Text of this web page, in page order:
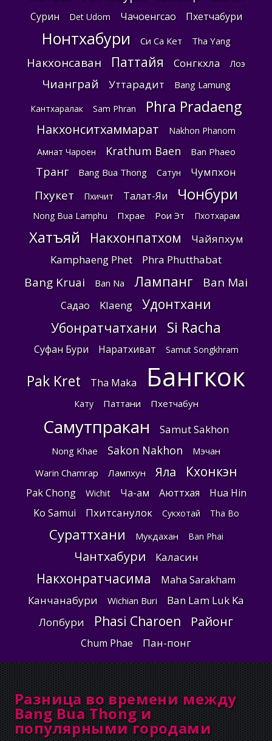
Сурин Det Udom Чачоенгсао Пхетчабури
Нонтхабури Си Са Кет Tha Yang
Накхонсаван Паттайя Сонгкхла Лоэ
Чианграй Уттарадит Bang Lamung
Кантхаралак Sam Phran Phra Pradaeng
Накхонситхаммарат
Nakhon Phanom
Амнат Чароен
Krathum Baen Ban Phaeo
Транг Bang Bua Thong Сатун Чумпхон
Пхукет Пхичит Талат-Яи Чонбури
Nong Bua Lamphu Пхрае Рои Эт Пхотхарам
Хатъяй Накхонпатхом
Чайяпхум
Kamphaeng Phet
Phra Phutthabat
Bang Kruai Ban Na Лампанг Ban Mai
Садао Klaeng
Удонтхани
Убонратчатхани
Si Racha
Суфан Бури Наратхиват Samut Songkhram
Pak Kret Tha Maka Бангкок
Кату Паттани Пхетчабун
Самутпракан Samut Sakhon
Nong Khae Sakon Nakhon
Мэчан
Warin Chamrap
Лампхун Яла Кхонкэн
Pak Chong Wichit Ча-ам Аюттхая
Hua Hin
Ko Samui
Пхитсанулок Сукхотай Tha Bo
Сураттхани Мукдахан Ban Phai
Чантхабури Каласин
Накхонратчасима Maha Sarakham
Канчанабури Wichian Buri
Ban Lam Luk Ka
Лопбури
Phasi Charoen Районг
Chum Phae Пан-понг
Разница во времени между
Bang Bua Thong и
популярными городами